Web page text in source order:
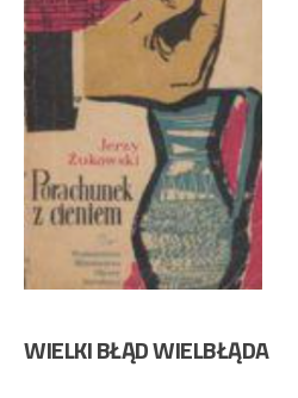
WIELKI BŁĄD WIELBŁĄDA